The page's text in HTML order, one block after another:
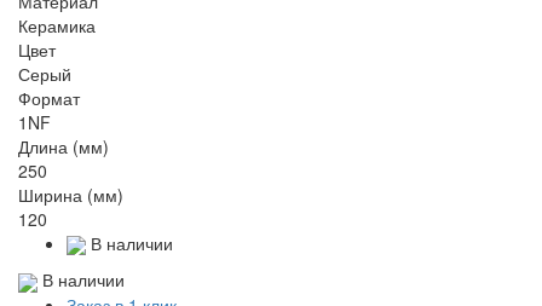
Керамика
Цвет
Серый
Формат
1NF
Длина (мм)
250
Ширина (мм)
120
В наличии
В наличии